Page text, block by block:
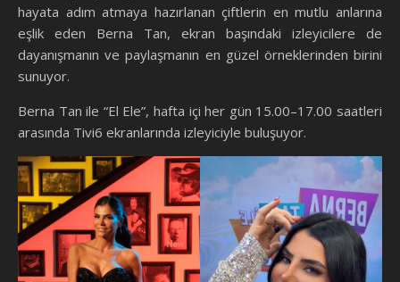
hayata adım atmaya hazırlanan çiftlerin en mutlu anlarına
eşlik eden Berna Tan, ekran başındaki izleyicilere de
dayanışmanın ve paylaşmanın en güzel örneklerinden birini
sunuyor.
Berna Tan ile “El Ele”, hafta içi her gün 15.00–17.00 saatleri
arasında Tivi6 ekranlarında izleyiciyle buluşuyor.